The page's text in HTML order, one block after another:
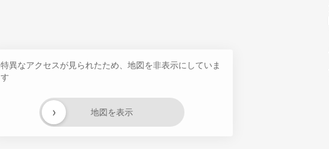
特異なアクセスが見られたため、地図を非表示にしていま
す
地図を表示
›